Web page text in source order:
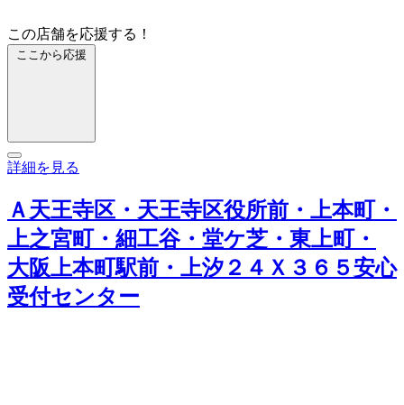
この店舗を応援する！
ここから応援
詳細を見る
Ａ天王寺区・天王寺区役所前・上本町・
上之宮町・細工谷・堂ケ芝・東上町・
大阪上本町駅前・上汐２４Ｘ３６５安心
受付センター